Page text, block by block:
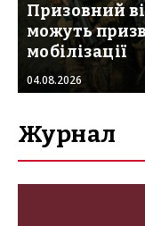
Призовний
можуть
мобілізації
04.08.2026
Журнал